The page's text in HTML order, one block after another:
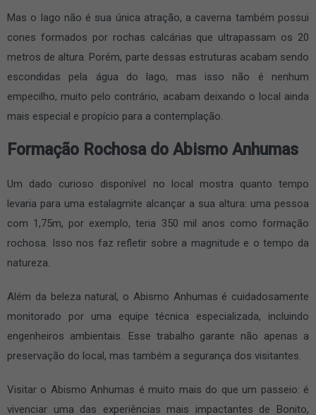
Mas o lago não é sua única atração, a caverna também possui
cones formados por rochas calcárias que ultrapassam os 20
metros de altura. Porém, parte dessas estruturas acabam sendo
escondidas pela água do lago, mas isso não é nenhum
empecilho, muito pelo contrário, acabam deixando o local ainda
mais especial e propício para a contemplação.
Formação Rochosa do Abismo Anhumas
Um dado curioso disponível no local mostra quanto tempo
levaria para uma estalagmite alcançar a sua altura: uma pessoa
com 1,75m, por exemplo, teria 350 mil anos como formação
rochosa. Isso nos faz refletir sobre a magnitude e o tempo da
natureza.
Além da beleza natural, o Abismo Anhumas é cuidadosamente
monitorado por uma equipe técnica especializada, incluindo
engenheiros ambientais. Esse trabalho garante não apenas a
preservação do local, mas também a segurança dos visitantes.
Visitar o Abismo Anhumas é muito mais do que um passeio: é
vivenciar uma das experiências mais impactantes de Bonito,